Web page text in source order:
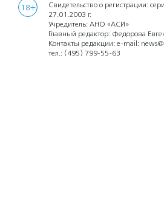
18+
Свидетельство о регистрации:
27.01.2003 г.
Учредитель: АНО «АСИ»
Главный редактор: Федорова
Контакты редакции: e-mail:
тел.: (495) 799-55-63